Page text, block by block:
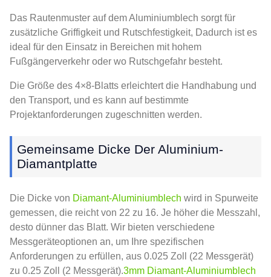
Das Rautenmuster auf dem Aluminiumblech sorgt für
zusätzliche Griffigkeit und Rutschfestigkeit, Dadurch ist es
ideal für den Einsatz in Bereichen mit hohem
Fußgängerverkehr oder wo Rutschgefahr besteht.
Die Größe des 4×8-Blatts erleichtert die Handhabung und
den Transport, und es kann auf bestimmte
Projektanforderungen zugeschnitten werden.
Gemeinsame Dicke Der Aluminium-
Diamantplatte
Die Dicke von Diamant-Aluminiumblech wird in Spurweite
gemessen, die reicht von 22 zu 16. Je höher die Messzahl,
desto dünner das Blatt. Wir bieten verschiedene
Messgeräteoptionen an, um Ihre spezifischen
Anforderungen zu erfüllen, aus 0.025 Zoll (22 Messgerät)
zu 0.25 Zoll (2 Messgerät).3mm Diamant-Aluminiumblech